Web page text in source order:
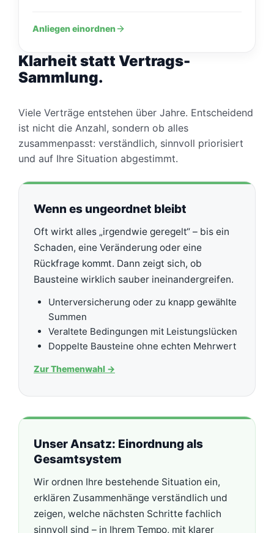
Anliegen einordnen
Klarheit statt Vertrags-
Sammlung.
Viele Verträge entstehen über Jahre. Entscheidend
ist nicht die Anzahl, sondern ob alles
zusammenpasst: verständlich, sinnvoll priorisiert
und auf Ihre Situation abgestimmt.
Wenn es ungeordnet bleibt
Oft wirkt alles „irgendwie geregelt“ – bis ein
Schaden, eine Veränderung oder eine
Rückfrage kommt. Dann zeigt sich, ob
Bausteine wirklich sauber ineinandergreifen.
Unterversicherung oder zu knapp gewählte
Summen
Veraltete Bedingungen mit Leistungslücken
Doppelte Bausteine ohne echten Mehrwert
Zur Themenwahl →
Unser Ansatz: Einordnung als
Gesamtsystem
Wir ordnen Ihre bestehende Situation ein,
erklären Zusammenhänge verständlich und
zeigen, welche nächsten Schritte fachlich
sinnvoll sind – in Ihrem Tempo, mit klarer